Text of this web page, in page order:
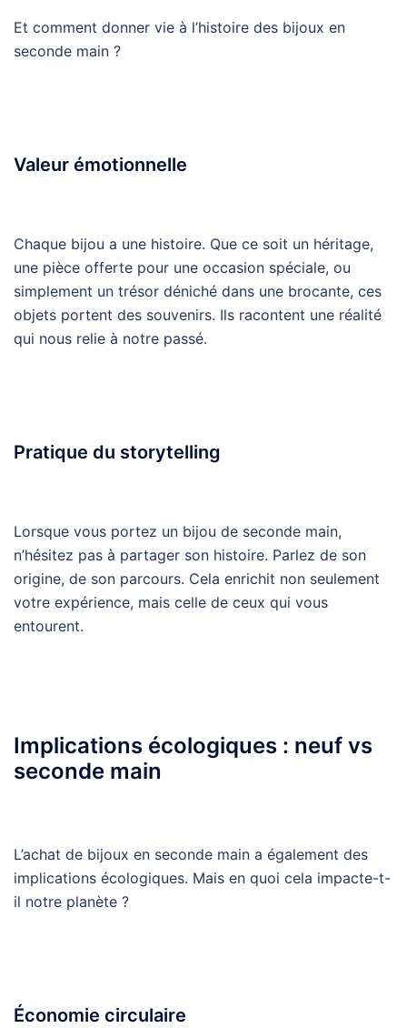
Et comment donner vie à l’histoire des bijoux en
seconde main ?
Valeur émotionnelle
Chaque bijou a une histoire. Que ce soit un héritage,
une pièce offerte pour une occasion spéciale, ou
simplement un trésor déniché dans une brocante, ces
objets portent des souvenirs. Ils racontent une réalité
qui nous relie à notre passé.
Pratique du storytelling
Lorsque vous portez un bijou de seconde main,
n’hésitez pas à partager son histoire. Parlez de son
origine, de son parcours. Cela enrichit non seulement
votre expérience, mais celle de ceux qui vous
entourent.
Implications écologiques : neuf vs
seconde main
L’achat de bijoux en seconde main a également des
implications écologiques. Mais en quoi cela impacte-t-
il notre planète ?
Économie circulaire